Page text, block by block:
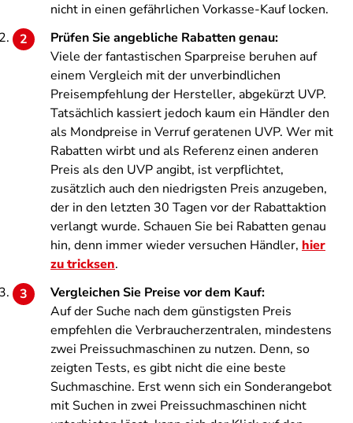
nicht in einen gefährlichen Vorkasse-Kauf locken.
Prüfen Sie angebliche Rabatten genau:
Viele der fantastischen Sparpreise beruhen auf
einem Vergleich mit der unverbindlichen
Preisempfehlung der Hersteller, abgekürzt UVP.
Tatsächlich kassiert jedoch kaum ein Händler den
als Mondpreise in Verruf geratenen UVP. Wer mit
Rabatten wirbt und als Referenz einen anderen
Preis als den UVP angibt, ist verpflichtet,
zusätzlich auch den niedrigsten Preis anzugeben,
der in den letzten 30 Tagen vor der Rabattaktion
verlangt wurde. Schauen Sie bei Rabatten genau
hin, denn immer wieder versuchen Händler, hier
zu tricksen.
Vergleichen Sie Preise vor dem Kauf:
Auf der Suche nach dem günstigsten Preis
empfehlen die Verbraucherzentralen, mindestens
zwei Preissuchmaschinen zu nutzen. Denn, so
zeigten Tests, es gibt nicht die eine beste
Suchmaschine. Erst wenn sich ein Sonderangebot
mit Suchen in zwei Preissuchmaschinen nicht